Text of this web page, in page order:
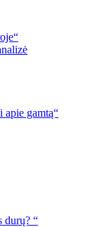
apie gamtą“
durų? “